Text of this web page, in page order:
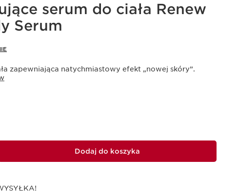
serum do ciała Renew
Serum
zapewniająca natychmiastowy efekt „nowej skóry”.
Dodaj do koszyka